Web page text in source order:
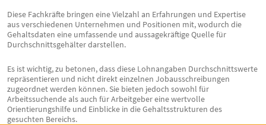
Diese Fachkräfte bringen eine Vielzahl an Erfahrungen und Expertise
aus verschiedenen Unternehmen und Positionen mit, wodurch die
Gehaltsdaten eine umfassende und aussagekräftige Quelle für
Durchschnittsgehälter darstellen.
Es ist wichtig, zu betonen, dass diese Lohnangaben Durchschnittswerte
repräsentieren und nicht direkt einzelnen Jobausschreibungen
zugeordnet werden können. Sie bieten jedoch sowohl für
Arbeitssuchende als auch für Arbeitgeber eine wertvolle
Orientierungshilfe und Einblicke in die Gehaltsstrukturen des
gesuchten Bereichs.